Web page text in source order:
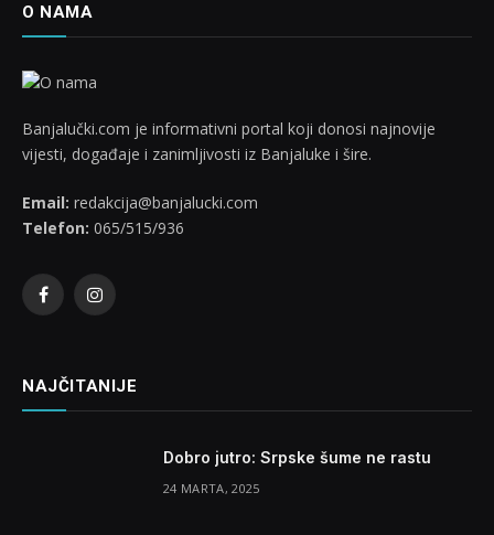
O NAMA
Banjalučki.com je informativni portal koji donosi najnovije
vijesti, događaje i zanimljivosti iz Banjaluke i šire.
Email: redakcija@banjalucki.com
Telefon: 065/515/936
FacebookInstagram
NAJČITANIJE
Dobro jutro: Srpske šume ne rastu
24 MARTA, 2025